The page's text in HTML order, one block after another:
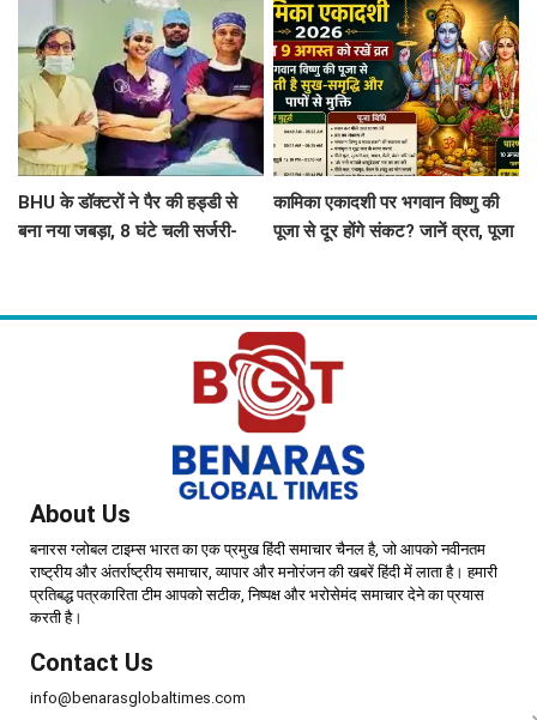
हिस्से हटाए गए
BHU के डॉक्टरों ने पैर की हड्डी से
बना नया जबड़ा, 8 घंटे चली सर्जरी-
कामिका एकादशी पर भगवान विष्णु की
पूजा से दूर होंगे संकट? जानें व्रत, पूजा
About Us
बनारस ग्लोबल टाइम्स भारत का एक प्रमुख हिंदी समाचार चैनल है, जो आपको नवीनतम
राष्ट्रीय और अंतर्राष्ट्रीय समाचार, व्यापार और मनोरंजन की खबरें हिंदी में लाता है। हमारी
प्रतिबद्ध पत्रकारिता टीम आपको सटीक, निष्पक्ष और भरोसेमंद समाचार देने का प्रयास
करती है।
Contact Us
info@benarasglobaltimes.com